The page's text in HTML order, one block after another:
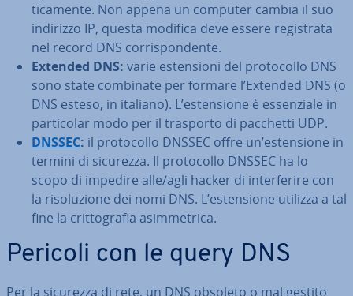
ti­ca­men­te. Non appena un computer cambia il suo
indirizzo IP, questa modifica deve essere re­gi­stra­ta
nel record DNS cor­ri­spon­den­te.
Extended DNS: varie esten­sio­ni del pro­to­col­lo DNS
sono state combinate per formare l’Extended DNS (o
DNS esteso, in italiano). L’esten­sio­ne è es­sen­zia­le in
par­ti­co­lar modo per il trasporto di pacchetti UDP.
DNSSEC: il pro­to­col­lo DNSSEC offre un’esten­sio­ne in
termini di sicurezza. Il pro­to­col­lo DNSSEC ha lo
scopo di impedire alle/agli hacker di in­ter­fe­ri­re con
la ri­so­lu­zio­ne dei nomi DNS. L’esten­sio­ne utilizza a tal
fine la crit­to­gra­fia asim­me­tri­ca.
Pericoli con le query DNS
Per la sicurezza di rete, un DNS obsoleto o mal gestito